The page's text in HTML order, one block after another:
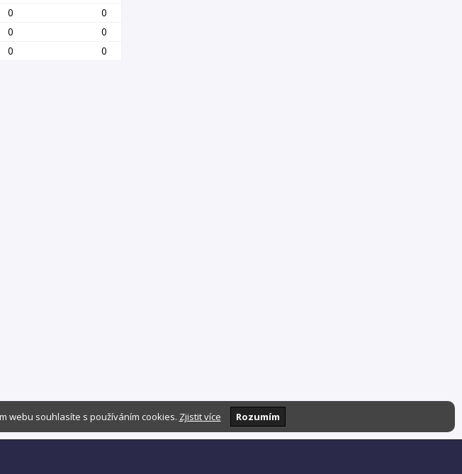
0
0
0
0
0
0
webu souhlasíte s používáním cookies. Zjistit více Rozumím